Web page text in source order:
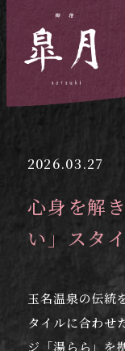
2026.03.27
心身を解
い」スタ
玉名温泉の伝統
タイルに合わせ
ジ「湯らら」を